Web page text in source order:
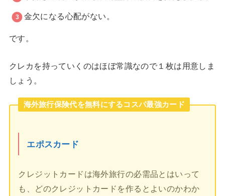
金欠になる心配がない。
です。
クレカを持っていくのはほぼ常識なので１枚は用意しま
しょう。
海外旅行保険代を無料にするコスパ最強カード
エポスカード
クレジットカードは海外旅行の必需品とはいって
も、どのクレジットカードを作るとよいのかわか